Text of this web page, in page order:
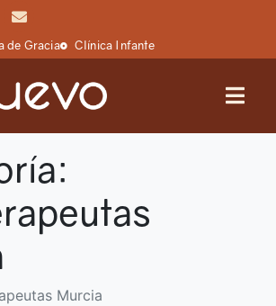
de Gracia Clínica Infante
Murcia